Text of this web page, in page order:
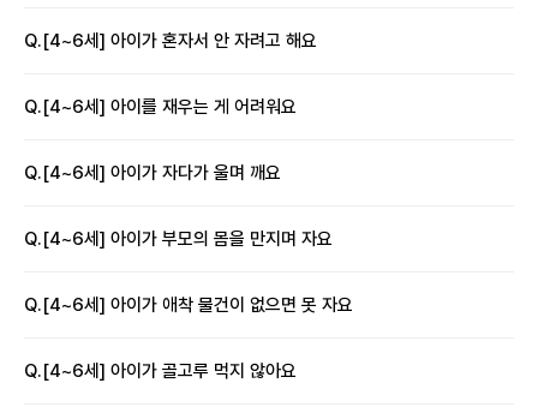
Q.[4~6세] 아이가 혼자서 안 자려고 해요
Q.[4~6세] 아이를 재우는 게 어려워요
Q.[4~6세] 아이가 자다가 울며 깨요
Q.[4~6세] 아이가 부모의 몸을 만지며 자요
Q.[4~6세] 아이가 애착 물건이 없으면 못 자요
Q.[4~6세] 아이가 골고루 먹지 않아요